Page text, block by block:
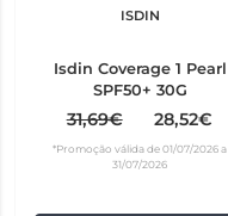
ISDIN
Isdin Coverage 1 Pearl
SPF50+ 30G
31,69€ 28,52€
*Promoção válida de 01/07/2026 a
31/07/2026